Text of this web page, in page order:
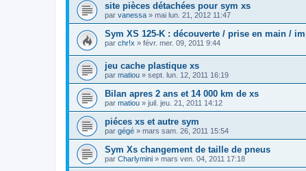
site pièces détachées pour sym xs
par vanessa » mai lun. 21, 2012 11:47
Sym XS 125-K : découverte / prise en main /
par chr!x » févr. mer. 09, 2011 9:44
jeu cache plastique xs
par matiou » sept. lun. 12, 2011 16:19
Bilan apres 2 ans et 14 000 km de xs
par matiou » juil. jeu. 21, 2011 14:12
piéces xs et autre sym
par gégé » mars sam. 26, 2011 15:54
Sym Xs changement de taille de pneus
par Charlymini » mars ven. 04, 2011 17:18